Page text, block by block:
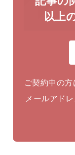
以上
ご契約中の
メールアド